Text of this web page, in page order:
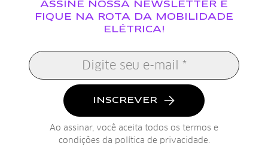
ASSINE NOSSA NEWSLETTER E
FIQUE NA ROTA DA MOBILIDADE
ELÉTRICA!
INSCREVER
Ao assinar, você aceita todos os termos e
condições da política de privacidade.